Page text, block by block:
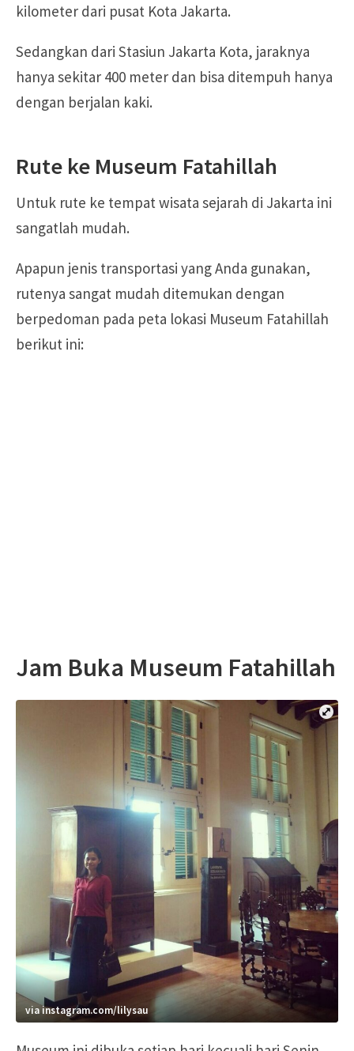
kilometer dari pusat Kota Jakarta.
Sedangkan dari Stasiun Jakarta Kota, jaraknya
hanya sekitar 400 meter dan bisa ditempuh hanya
dengan berjalan kaki.
Rute ke Museum Fatahillah
Untuk rute ke tempat wisata sejarah di Jakarta ini
sangatlah mudah.
Apapun jenis transportasi yang Anda gunakan,
rutenya sangat mudah ditemukan dengan
berpedoman pada peta lokasi Museum Fatahillah
berikut ini:
Jam Buka Museum Fatahillah
via instagram.com/lilysau